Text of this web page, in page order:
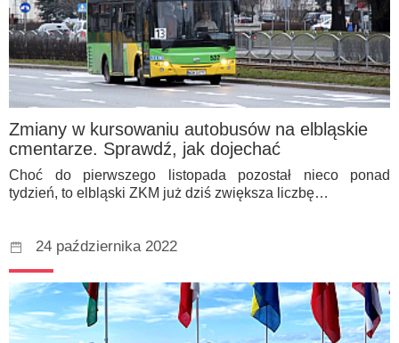
Zmiany w kursowaniu autobusów na elbląskie
cmentarze. Sprawdź, jak dojechać
Choć do pierwszego listopada pozostał nieco ponad
tydzień, to elbląski ZKM już dziś zwiększa liczbę…
24 października 2022